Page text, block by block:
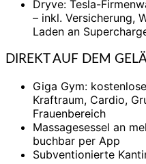
Dryve: Tesla-
– inkl. Versicherung,
Laden an
DIREKT AUF DEM
Giga Gym:
Kraftraum, Cardio,
Frauenbereich
Massagesessel an
buchbar per App
Subventionierte